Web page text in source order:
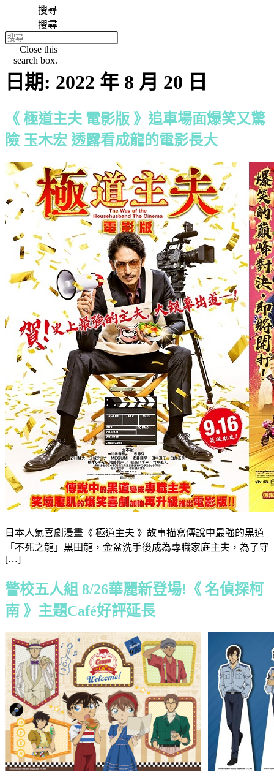
搜尋
搜尋
Close this
search box.
日期: 2022 年 8 月 20 日
《 極道主夫 電影版 》追車場面爆笑又驚
險 玉木宏 透露看成龍的電影長大
日本人氣喜劇漫畫《 極道主夫 》故事描寫傳說中最強的黑道
「不死之龍」黑田龍，金盆洗手後成為專職家庭主夫，為了守
[…]
警校五人組 8/26華麗新登場!《 名偵探柯
南 》主題Café好評延長